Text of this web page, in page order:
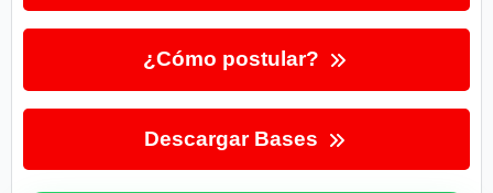
¿Cómo postular?
Descargar Bases